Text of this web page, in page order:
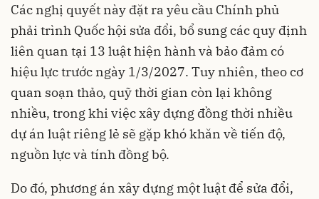
Các nghị quyết này đặt ra yêu cầu Chính phủ
phải trình Quốc hội sửa đổi, bổ sung các quy định
liên quan tại 13 luật hiện hành và bảo đảm có
hiệu lực trước ngày 1/3/2027. Tuy nhiên, theo cơ
quan soạn thảo, quỹ thời gian còn lại không
nhiều, trong khi việc xây dựng đồng thời nhiều
dự án luật riêng lẻ sẽ gặp khó khăn về tiến độ,
nguồn lực và tính đồng bộ.
Do đó, phương án xây dựng một luật để sửa đổi,